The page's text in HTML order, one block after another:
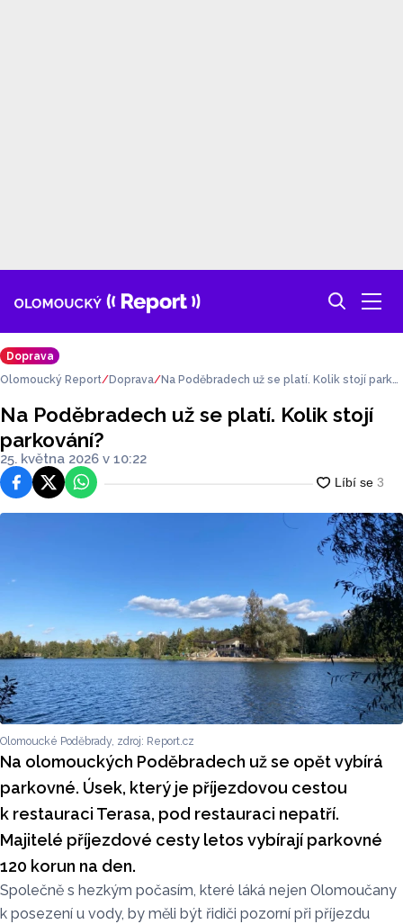
Doprava
Olomoucký Report
Doprava
Na Poděbradech už se platí. Kolik stojí parko
Na Poděbradech už se platí. Kolik stojí
parkování?
25. května 2026 v 10:22
FacebookPlatforma X
WhatsApp
Olomoucké Poděbrady, zdroj: Report.cz
Na olomouckých Poděbradech už se opět vybírá
parkovné. Úsek, který je příjezdovou cestou
k restauraci Terasa, pod restauraci nepatří.
Majitelé příjezdové cesty letos vybírají parkovné
120 korun na den.
Společně s hezkým počasím, které láká nejen Olomoučany
k posezení u vody, by měli být řidiči pozorní při příjezdu